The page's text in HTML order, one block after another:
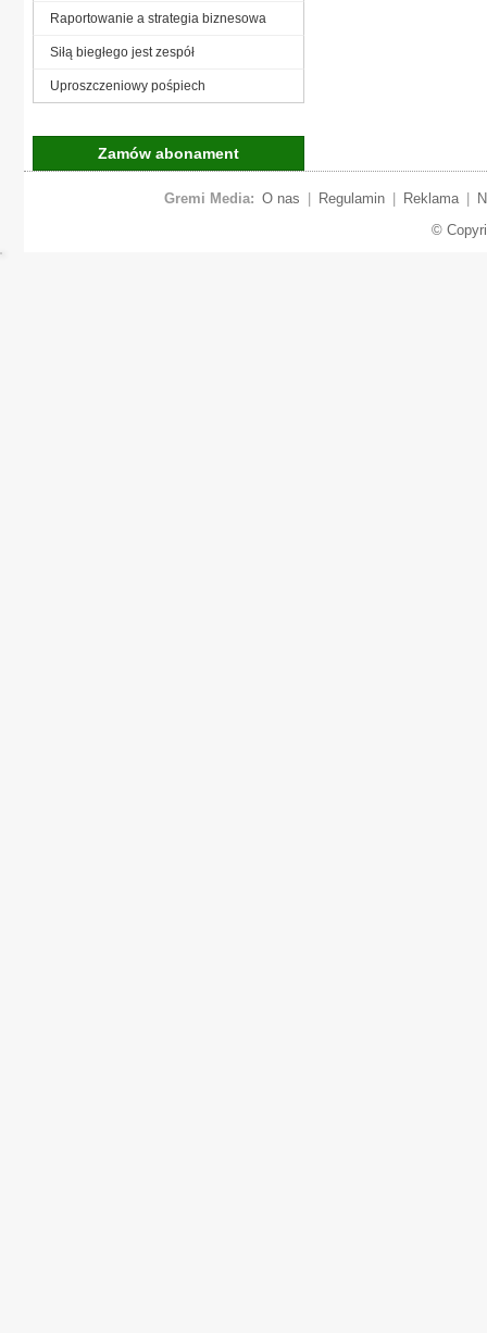
Raportowanie a strategia biznesowa
Siłą biegłego jest zespół
Uproszczeniowy pośpiech
Zamów abonament
Gremi Media: O nas Regulamin Reklama
©